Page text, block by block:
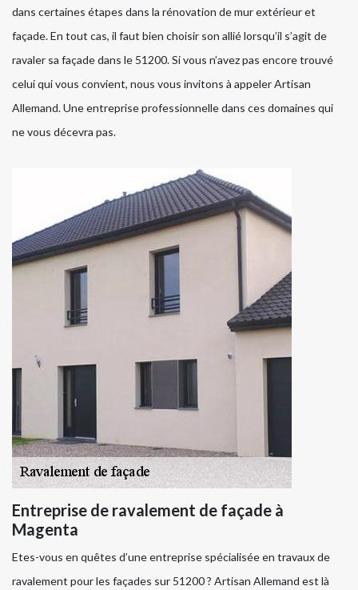
dans certaines étapes dans la rénovation de mur extérieur et
façade. En tout cas, il faut bien choisir son allié lorsqu’il s’agit de
ravaler sa façade dans le 51200. Si vous n’avez pas encore trouvé
celui qui vous convient, nous vous invitons à appeler Artisan
Allemand. Une entreprise professionnelle dans ces domaines qui
ne vous décevra pas.
Entreprise de ravalement de façade à
Magenta
Etes-vous en quêtes d’une entreprise spécialisée en travaux de
ravalement pour les façades sur 51200 ? Artisan Allemand est là